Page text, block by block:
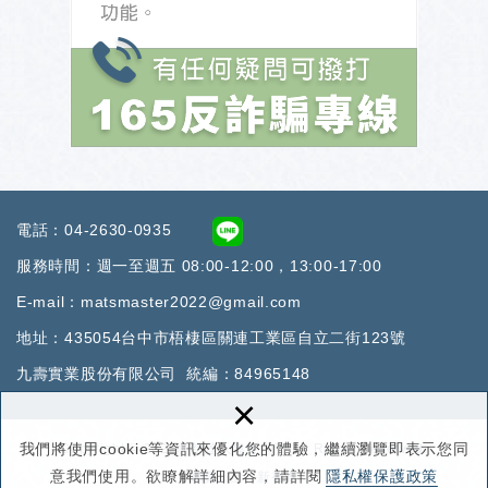
我們將使用cookie等資訊來優化您的體驗，繼續瀏覽即表示您同
意我們使用。欲瞭解詳細內容，請詳閱 隱私權保護政策
×
電話：04-2630-0935
服務時間：週一至週五 08:00-12:00，13:00-17:00
E-mail： matsmaster2022@gmail.com
地址：435054台中市梧棲區關連工業區自立二街123號
九壽實業股份有限公司 統編：84965148
Copyright © 2022地墊達人專業地墊 All Rights Reserved.
網頁設計 : 新視野